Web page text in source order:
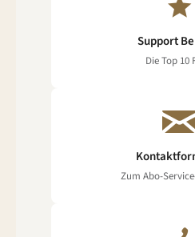
Support
Die Top 10
Zum Abo-